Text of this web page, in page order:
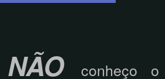
NÃOconheço o